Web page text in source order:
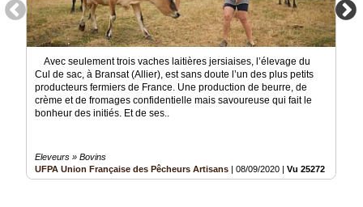
Avec seulement trois vaches laitières jersiaises, l’élevage du
Cul de sac, à Bransat (Allier), est sans doute l’un des plus petits
producteurs fermiers de France. Une production de beurre, de
crème et de fromages confidentielle mais savoureuse qui fait le
bonheur des initiés. Et de ses..
Eleveurs » Bovins
UFPA Union Française des Pêcheurs Artisans | 08/09/2020 | Vu 25272 fois